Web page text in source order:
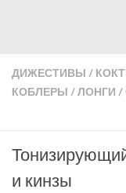
ДИЖЕСТИВЫ /
КОБЛЕРЫ /ЛОНГИ /
и кинзы